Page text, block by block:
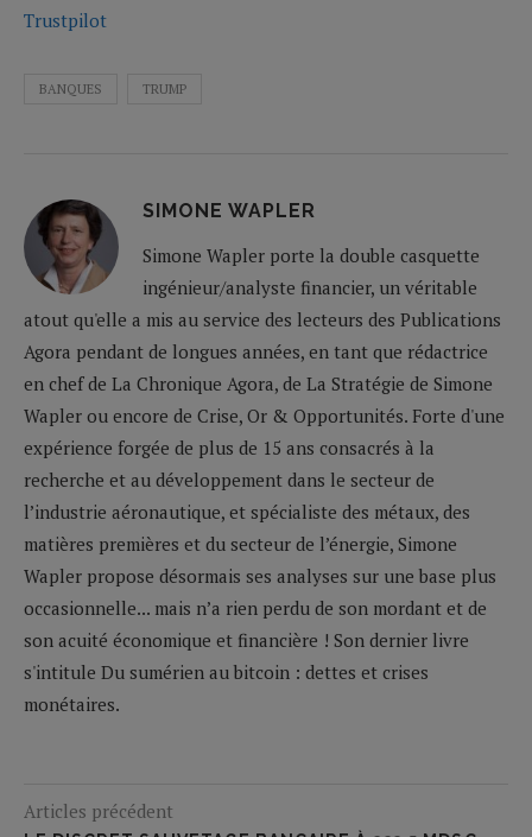
Trustpilot
BANQUES TRUMP
SIMONE WAPLER
Simone Wapler porte la double casquette
ingénieur/analyste financier, un véritable
atout qu'elle a mis au service des lecteurs des Publications
Agora pendant de longues années, en tant que rédactrice
en chef de La Chronique Agora, de La Stratégie de Simone
Wapler ou encore de Crise, Or & Opportunités. Forte d'une
expérience forgée de plus de 15 ans consacrés à la
recherche et au développement dans le secteur de
l’industrie aéronautique, et spécialiste des métaux, des
matières premières et du secteur de l’énergie, Simone
Wapler propose désormais ses analyses sur une base plus
occasionnelle... mais n’a rien perdu de son mordant et de
son acuité économique et financière ! Son dernier livre
s'intitule Du sumérien au bitcoin : dettes et crises
monétaires.
Articles précédent